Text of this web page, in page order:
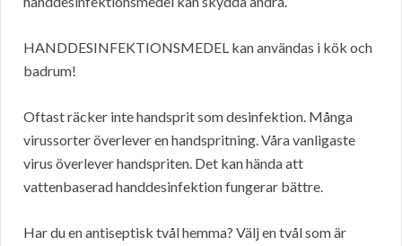
HANDDESINFEKTIONSMEDEL kan användas i kök och
badrum!
Oftast räcker inte handsprit som desinfektion. Många
virussorter överlever en handspritning. Våra vanligaste
virus överlever handspriten. Det kan hända att
vattenbaserad handdesinfektion fungerar bättre.
Har du en antiseptisk tvål hemma? Välj en tvål som är